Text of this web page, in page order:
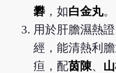
礬 ，如白金丸。
用於肝膽濕熱
經，能清熱利
疸，配茵陳、